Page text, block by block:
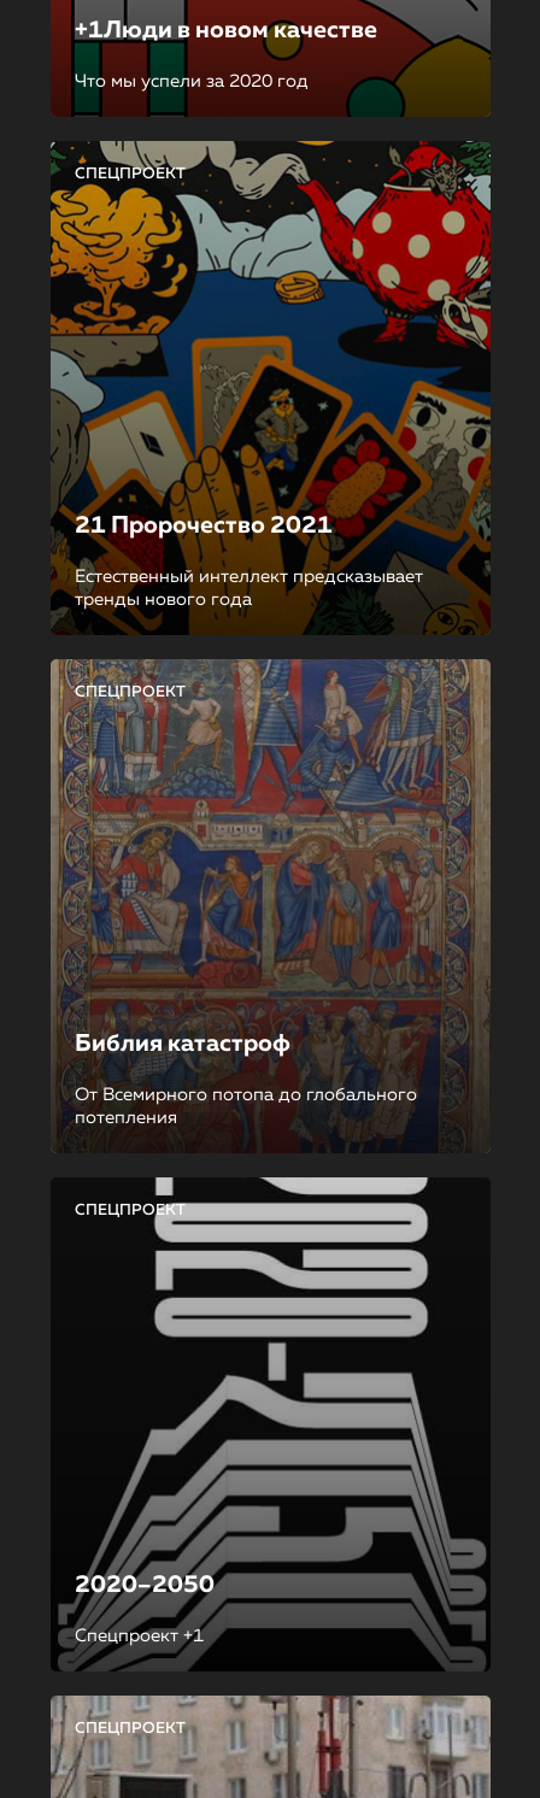
+1Люди в новом качестве
Что мы успели за 2020 год
СПЕЦПРОЕКТ
21 Пророчество 2021
Естественный интеллект предсказывает
тренды нового года
СПЕЦПРОЕКТ
Библия катастроф
От Всемирного потопа до глобального
потепления
СПЕЦПРОЕКТ
2020–2050
Спецпроект +1
СПЕЦПРОЕКТ